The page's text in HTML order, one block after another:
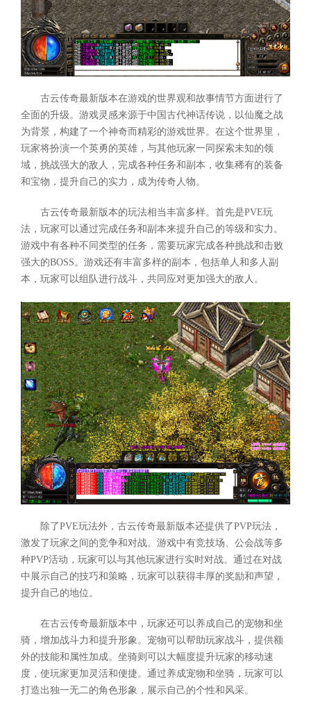
古云传奇最新版本在游戏的世界观和故事情节方面进行了
全面的升级。游戏灵感来源于中国古代神话传说，以仙魔之战
为背景，构建了一个神奇而精彩的游戏世界。在这个世界里，
玩家将扮演一个英勇的英雄，与其他玩家一同探索未知的领
域，挑战强大的敌人，完成各种任务和副本，收集稀有的装备
和宝物，提升自己的实力，成为传奇人物。
古云传奇最新版本的玩法相当丰富多样。首先是PVE玩
法，玩家可以通过完成任务和副本来提升自己的等级和实力。
游戏中有各种不同类型的任务，需要玩家完成各种挑战和击败
强大的BOSS。游戏还有丰富多样的副本，包括单人和多人副
本，玩家可以组队进行战斗，共同应对更加强大的敌人。
除了PVE玩法外，古云传奇最新版本还提供了PVP玩法，
激发了玩家之间的竞争和对战。游戏中有竞技场、公会战等多
种PVP活动，玩家可以与其他玩家进行实时对战。通过在对战
中展示自己的技巧和策略，玩家可以获得丰厚的奖励和声望，
提升自己的地位。
在古云传奇最新版本中，玩家还可以养成自己的宠物和坐
骑，增加战斗力和提升形象。宠物可以帮助玩家战斗，提供额
外的技能和属性加成。坐骑则可以大幅度提升玩家的移动速
度，使玩家更加灵活和便捷。通过养成宠物和坐骑，玩家可以
打造出独一无二的角色形象，展示自己的个性和风采。